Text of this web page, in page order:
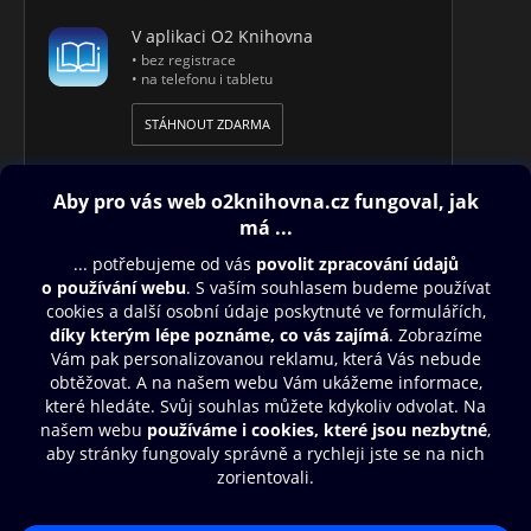
V aplikaci O2 Knihovna
• bez registrace
• na telefonu i tabletu
STÁHNOUT ZDARMA
Obsah ke stažení
Moje O2 Knihovna
Další zábava
© O2 Czech Republic a.s.